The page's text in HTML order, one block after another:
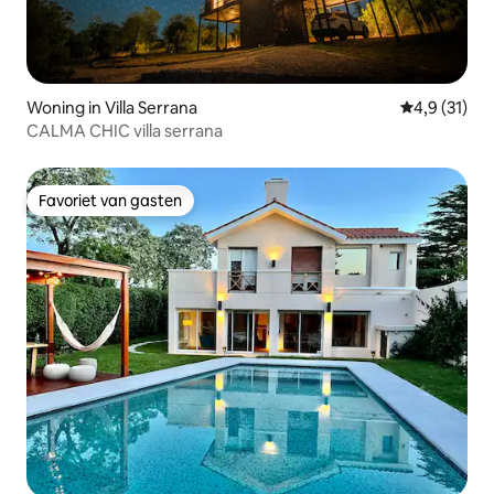
Woning in Villa Serrana
4,9 (31)
CALMA CHIC villa serrana
Favoriet van gasten
Favoriet van gasten